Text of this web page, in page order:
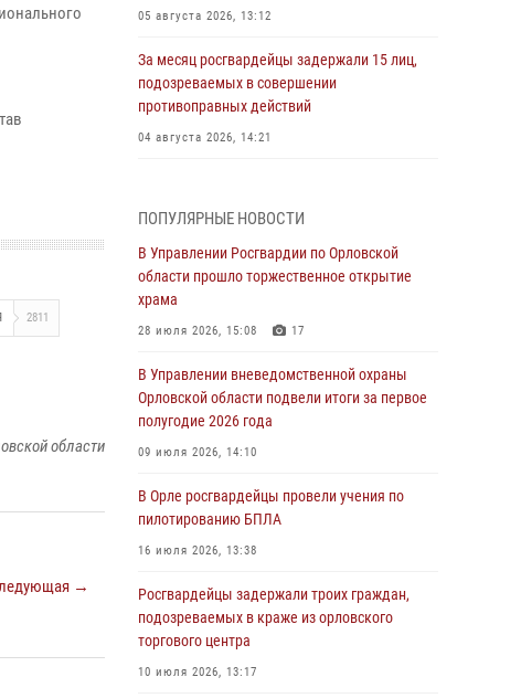
2811
области
→
05 августа 2026, 13:12
За месяц росгвардейцы задержали 15 лиц,
подозреваемых в совершении
противоправных действий
04 августа 2026, 14:21
За месяц росгвардейцы приняли от граждан
более 800 заявлений о предоставлении
госуслуг
Росгвардейцы обеспечили безопасность во
время празднования Дня ВДВ
03 августа 2026, 14:23
В Орле росгвардейцы приняли участие в
учениях на избирательном участке
31 июля 2026, 13:21
Жительница Мценска сдала в Росгвардию
незарегистрированное ружьё
31 июля 2026, 13:16
ПОПУЛЯРНЫЕ НОВОСТИ
В Управлении Росгвардии по Орловской
области прошло торжественное открытие
храма
28 июля 2026, 15:08 17
В Управлении вневедомственной охраны
Орловской области подвели итоги за первое
полугодие 2026 года
09 июля 2026, 14:10
В Орле росгвардейцы провели учения по
пилотированию БПЛА
16 июля 2026, 13:38
Росгвардейцы задержали троих граждан,
подозреваемых в краже из орловского
торгового центра
10 июля 2026, 13:17